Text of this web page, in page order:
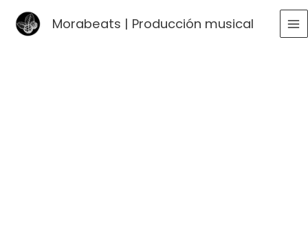
Morabeats | Producción musical